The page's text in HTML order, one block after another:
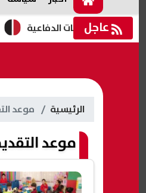
عاجل شقق إيجار الصناعات الدفاعية
الرئيسية موعد
موعد